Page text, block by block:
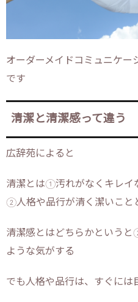
オーダーメイドコミュニケー
です
清潔と清潔感って違う
広辞苑によると
清潔とは①汚れがなくキレイ
②人格や品行が清く潔いこと
清潔感とはどちらかという
ような気がする
でも人格や品行は、すぐには